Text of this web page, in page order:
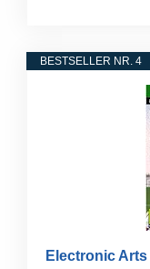
BESTSELLER NR. 4
Electronic